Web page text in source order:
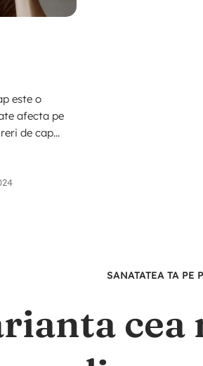
este o
afecta pe
de cap...
SANATATEA TA PE